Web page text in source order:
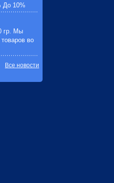
До 10%
гр. Мы
во
Все новости